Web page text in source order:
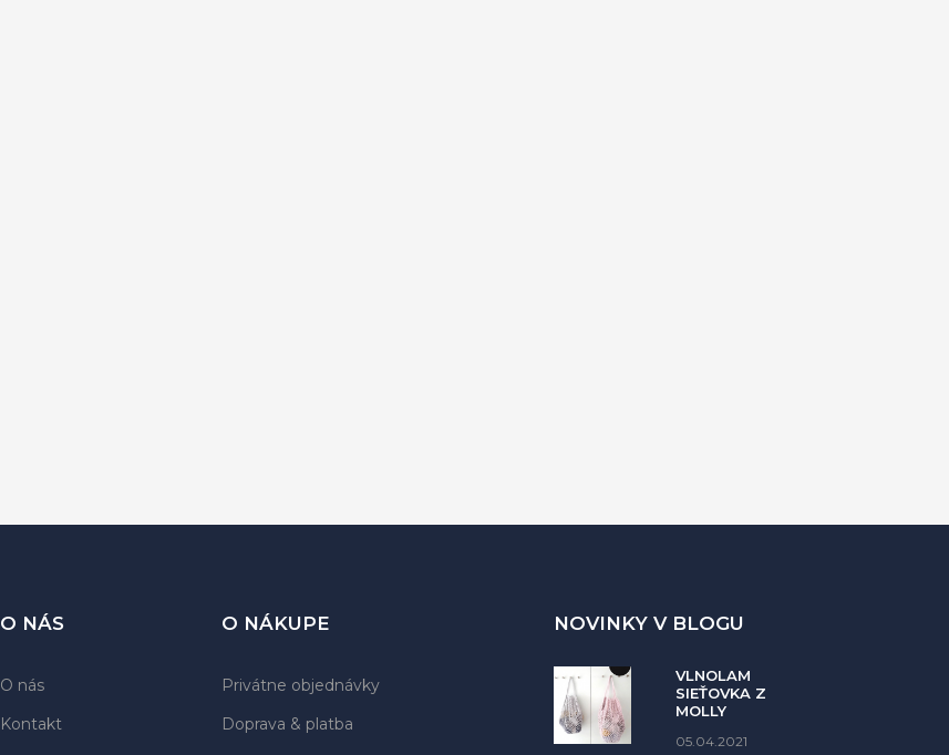
O NÁS
O nás
Kontakt
O NÁKUPE
Privátne objednávky
Doprava & platba
NOVINKY V BLOGU
VLNOLAM
SIEŤOVKA Z
MOLLY
05.04.2021